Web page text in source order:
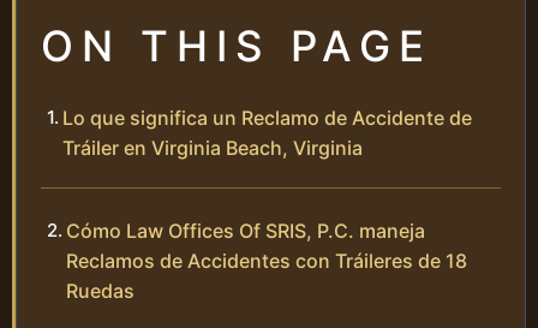
ON THIS PAGE
Lo que significa un Reclamo de Accidente de
Tráiler en Virginia Beach, Virginia
Cómo Law Offices Of SRIS, P.C. maneja
Reclamos de Accidentes con Tráileres de 18
Ruedas